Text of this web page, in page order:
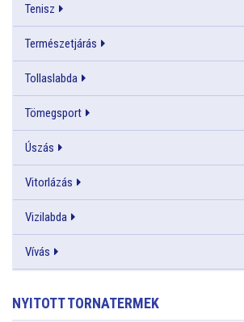
Tenisz
Természetjárás
Tollaslabda
Tömegsport
Úszás
Vitorlázás
Vizilabda
Vívás
NYITOTT TORNATERMEK